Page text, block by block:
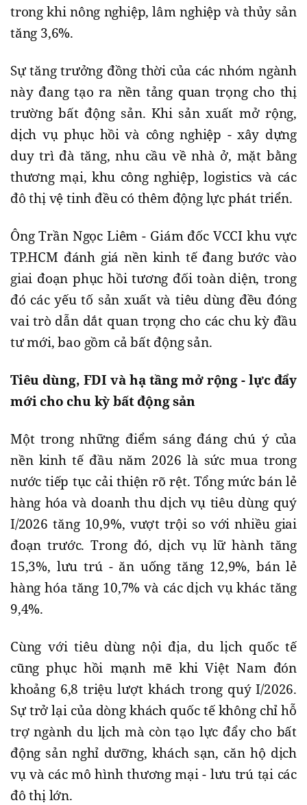
trong khi nông nghiệp, lâm nghiệp và thủy sản
tăng 3,6%.
Sự tăng trưởng đồng thời của các nhóm ngành
này đang tạo ra nền tảng quan trọng cho thị
trường bất động sản. Khi sản xuất mở rộng,
dịch vụ phục hồi và công nghiệp - xây dựng
duy trì đà tăng, nhu cầu về nhà ở, mặt bằng
thương mại, khu công nghiệp, logistics và các
đô thị vệ tinh đều có thêm động lực phát triển.
Ông Trần Ngọc Liêm - Giám đốc VCCI khu vực
TP.HCM đánh giá nền kinh tế đang bước vào
giai đoạn phục hồi tương đối toàn diện, trong
đó các yếu tố sản xuất và tiêu dùng đều đóng
vai trò dẫn dắt quan trọng cho các chu kỳ đầu
tư mới, bao gồm cả bất động sản.
Tiêu dùng, FDI và hạ tầng mở rộng - lực đẩy
mới cho chu kỳ bất động sản
Một trong những điểm sáng đáng chú ý của
nền kinh tế đầu năm 2026 là sức mua trong
nước tiếp tục cải thiện rõ rệt. Tổng mức bán lẻ
hàng hóa và doanh thu dịch vụ tiêu dùng quý
I/2026 tăng 10,9%, vượt trội so với nhiều giai
đoạn trước. Trong đó, dịch vụ lữ hành tăng
15,3%, lưu trú - ăn uống tăng 12,9%, bán lẻ
hàng hóa tăng 10,7% và các dịch vụ khác tăng
9,4%.
Cùng với tiêu dùng nội địa, du lịch quốc tế
cũng phục hồi mạnh mẽ khi Việt Nam đón
khoảng 6,8 triệu lượt khách trong quý I/2026.
Sự trở lại của dòng khách quốc tế không chỉ hỗ
trợ ngành du lịch mà còn tạo lực đẩy cho bất
động sản nghỉ dưỡng, khách sạn, căn hộ dịch
vụ và các mô hình thương mại - lưu trú tại các
đô thị lớn.